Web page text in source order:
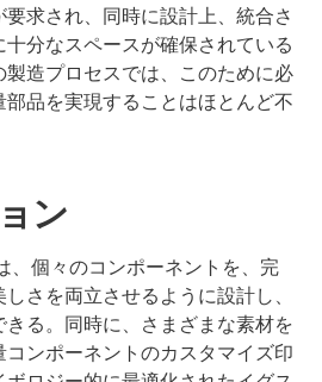
求され、同時に設計上、統合さ
分なスペースが確保されている
造プロセスでは、このために必
品を実現することはほとんど不
ン
、個々のコンポーネントを、完
さを両立させるように設計し、
る。同時に、さまざまな素材を
ンポーネントのカスタマイズ印